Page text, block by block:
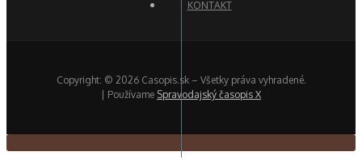
KONTAKT
Copyright: © 2026 Casopis.sk – Všetky práva vyhradené.
| Používame Spravodajský časopis X